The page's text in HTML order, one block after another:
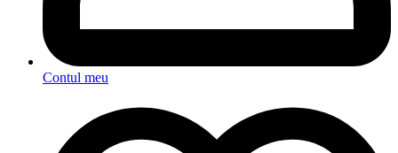
Contul meu